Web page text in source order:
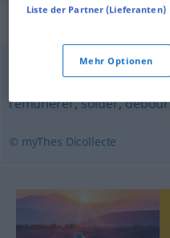
,payer,joindre,
rémunérer,solder,
© myThes Dicollecte
Liste der Partner (Lieferanten)
Mehr Optionen